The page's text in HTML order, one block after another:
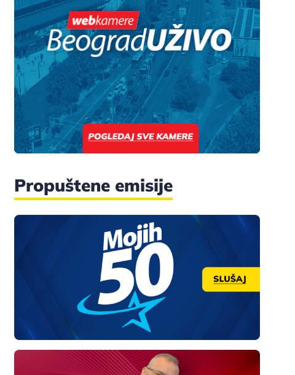
Propuštene emisije